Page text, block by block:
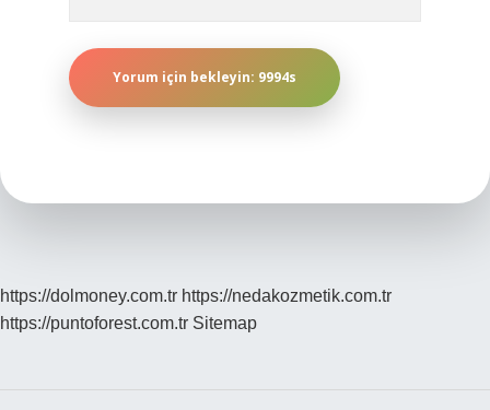
https://dolmoney.com.tr https://nedakozmetik.com.tr
https://puntoforest.com.tr Sitemap